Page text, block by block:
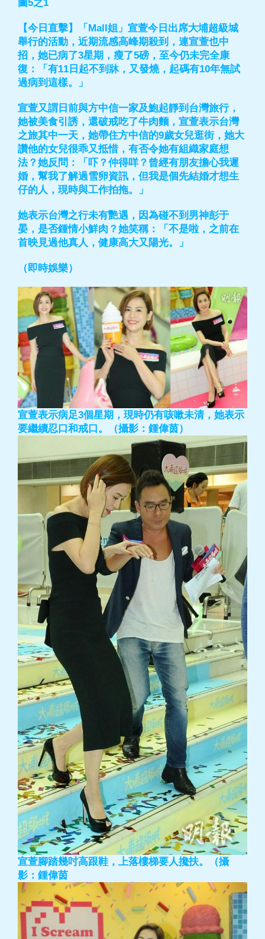
圖5之1
【今日直擊】「Mall姐」宣萱今日出席大埔超級城
舉行的活動，近期流感高峰期殺到，連宣萱也中
招，她已病了3星期，瘦了5磅，至今仍未完全康
復：「有11日起不到牀，又發燒，起碼有10年無試
過病到這樣。」
宣萱又謂日前與方中信一家及鮑起靜到台灣旅行，
她被美食引誘，還破戒吃了牛肉麵，宣萱表示台灣
之旅其中一天，她帶住方中信的9歲女兒逛街，她大
讚他的女兒很乖又抵惜，有否令她有組織家庭想
法？她反問：「吓？仲得咩？曾經有朋友擔心我遲
婚，幫我了解過雪卵資訊，但我是個先結婚才想生
仔的人，現時與工作拍拖。」
她表示台灣之行未有艷遇，因為碰不到男神彭于
晏，是否鍾情小鮮肉？她笑稱：「不是啦，之前在
首映見過他真人，健康高大又陽光。」
（即時娛樂）
宣萱表示病足3個星期，現時仍有咳嗽未清，她表示
要繼續忍口和戒口。（攝影：鍾偉茵）
宣萱腳踏幾吋高跟鞋，上落樓梯要人攙扶。（攝
影：鍾偉茵